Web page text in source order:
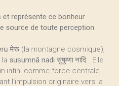
représente ce bonheur
source de toute perception
मेरू (la montagne cosmique),
suṣumṇā nadi सुषुम्णा नादि . Elle
infini comme force centrale
l’impulsion originaire vers la